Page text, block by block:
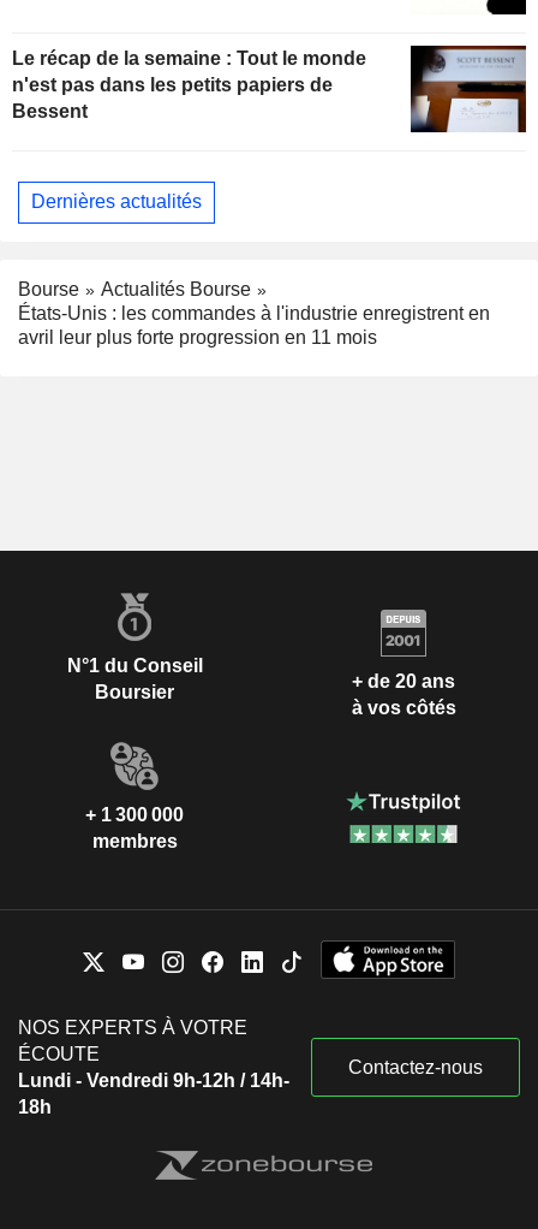
Le récap de la semaine : Tout le monde
n'est pas dans les petits papiers de
Bessent
Dernières actualités
Bourse
Actualités Bourse
États-Unis : les commandes à l'industrie enregistrent en
avril leur plus forte progression en 11 mois
N°1 du Conseil
Boursier
+ de 20 ans
à vos côtés
+ 1 300 000
membres
NOS EXPERTS À VOTRE
ÉCOUTE
Lundi - Vendredi 9h-12h / 14h-
18h
Contactez-nous